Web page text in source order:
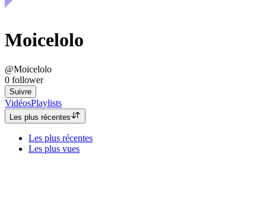
Moicelolo
@Moicelolo
0 follower
Suivre
VidéosPlaylists
Les plus récentes
Les plus récentes
Les plus vues